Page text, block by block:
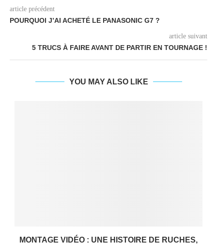
article précédent
POURQUOI J’AI ACHETÉ LE PANASONIC G7 ?
article suivant
5 TRUCS À FAIRE AVANT DE PARTIR EN TOURNAGE !
YOU MAY ALSO LIKE
MONTAGE VIDÉO : UNE HISTOIRE DE RUCHES,